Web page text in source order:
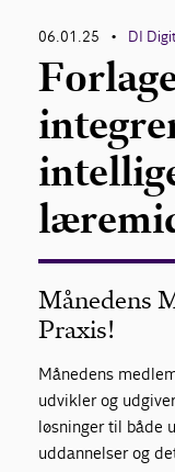
06.01.25 • DI
Månedens
Praxis!
Månedens
udvikler og
løsninger til både
uddannelser og